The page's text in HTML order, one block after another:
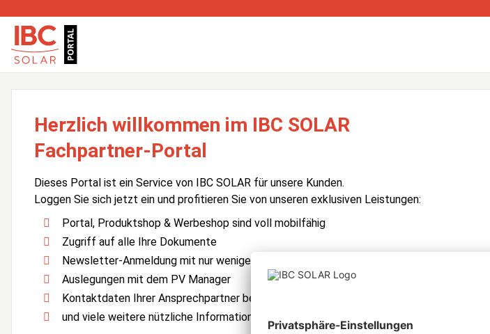
Herzlich willkommen im IBC SOLAR
Fachpartner-Portal
Dieses Portal ist ein Service von IBC SOLAR für unsere Kunden.
Loggen Sie sich jetzt ein und profitieren Sie von unseren exklusiven Leistungen:
Portal, Produktshop & Werbeshop sind voll mobilfähig
Zugriff auf alle Ihre Dokumente
Newsletter-Anmeldung mit nur wenigen Klicks
Auslegungen mit dem PV Manager
Kontaktdaten Ihrer Ansprechpartner bei IBC SOLAR
und viele weitere nützliche Informationen und Services